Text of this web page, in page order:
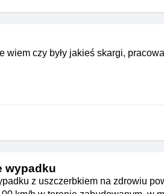
czy były jakieś skargi,
wypadku
z uszczerbkiem na zdrowiu